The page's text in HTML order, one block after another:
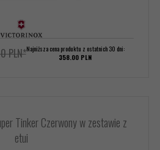
PLN*Najniższa cena produktu z ostatnich 30 dni:
358.00 PLN
Tinker Czerwony w zestawie z
etui